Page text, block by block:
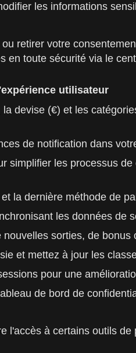
les informations
retirer votre
en toute sécurité via le
utilisateur
devise (€) et les
de notification dans
simplifier les processus
la dernière méthode de
les données de
sorties, de
et mettez à jour les
pour une
de bord de
l'accès à certains outils